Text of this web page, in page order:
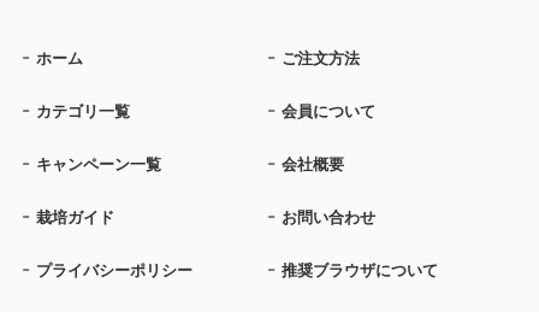
ホーム ご注文方法
カテゴリ一覧 会員について
キャンペーン一覧 会社概要
栽培ガイド お問い合わせ
プライバシーポリシー 推奨ブラウザについて